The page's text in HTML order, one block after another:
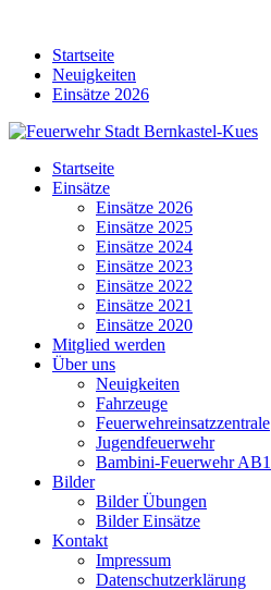
contentStartseite
Neuigkeiten
Einsätze 2026
Startseite
Einsätze
Einsätze 2026
Einsätze 2025
Einsätze 2024
Einsätze 2023
Einsätze 2022
Einsätze 2021
Einsätze 2020
Mitglied werden
Über uns
Neuigkeiten
Fahrzeuge
Feuerwehreinsatzzentrale
Jugendfeuerwehr
Bambini-Feuerwehr AB1
Bilder
Bilder Übungen
Bilder Einsätze
Kontakt
Impressum
Datenschutzerklärung